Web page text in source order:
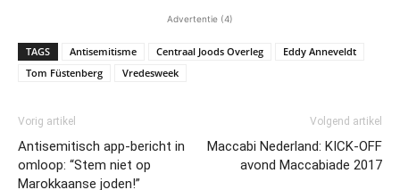
Advertentie (4)
TAGS Antisemitisme Centraal Joods Overleg
Eddy Anneveldt
Tom Füstenberg
Vredesweek
Vorig artikel
Antisemitisch app-bericht in
omloop: “Stem niet op
Marokkaanse joden!”
Volgend artikel
Maccabi Nederland: KICK-OFF
avond Maccabiade 2017